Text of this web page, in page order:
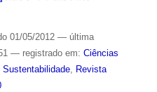
01/05/2012 — última
— registrado em: Ciências
Sustentabilidade, Revista